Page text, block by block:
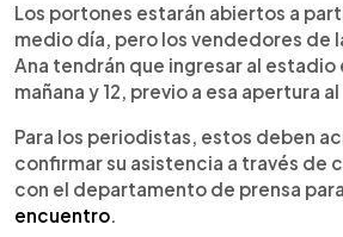
Los portones estarán abiertos a
medio día, pero los vendedores de
Ana tendrán que ingresar al estadio
mañana y 12, previo a esa apertura
Para los periodistas, estos deben
confirmar su asistencia a través de
con el departamento de prensa
encuentro.